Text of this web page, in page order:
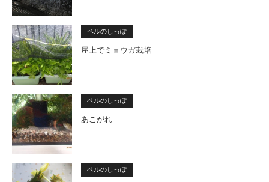
ベルのしっぽ
屋上でミョウガ栽培
ベルのしっぽ
あこがれ
ベルのしっぽ